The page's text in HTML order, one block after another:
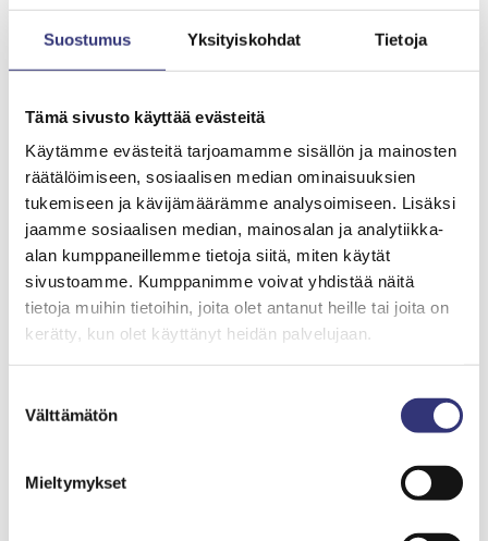
Suostumus Yksityiskohdat Tietoja
Tämä sivusto käyttää evästeitä
Käytämme evästeitä tarjoamamme sisällön ja mainosten
räätälöimiseen, sosiaalisen median ominaisuuksien
tukemiseen ja kävijämäärämme analysoimiseen. Lisäksi
jaamme sosiaalisen median, mainosalan ja analytiikka-
alan kumppaneillemme tietoja siitä, miten käytät
sivustoamme. Kumppanimme voivat yhdistää näitä
tietoja muihin tietoihin, joita olet antanut heille tai joita on
kerätty, kun olet käyttänyt heidän palvelujaan.
valinta
Välttämätön
Mieltymykset
mm. Häämessuilla.
Kauppakeskus Liken myynti-
ja kävijämäärissä maltillista
kasvua
Kauppakeskus Liken vuoden 2023
kokonaiskävijämäärä oli 1,6 miljoonaa kävijää, joka
on 2,6 prosenttia enemmän verrattuna vuoden
2022 määrään. Vuoden 2023 kokonaismyynti
puolestaan oli 15,5 miljoonaa euroa, joka
jälleen kaikki aiemmat myynti- ja
”Olemme ilahtuneita siitä, että Likessä myynti- ja